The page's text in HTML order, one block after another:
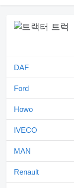
DAF
Ford
Howo
IVECO
MAN
Renault